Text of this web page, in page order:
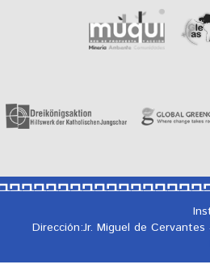
Dirección:Jr. Miguel de Cervantes